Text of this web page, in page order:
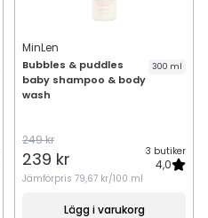
MinLen
Bubbles & puddles
baby shampoo & body
wash
300 ml
249 kr
239 kr 3 butiker
4,0
Jämförpris 79,67 kr/100 ml
Lägg i varukorg